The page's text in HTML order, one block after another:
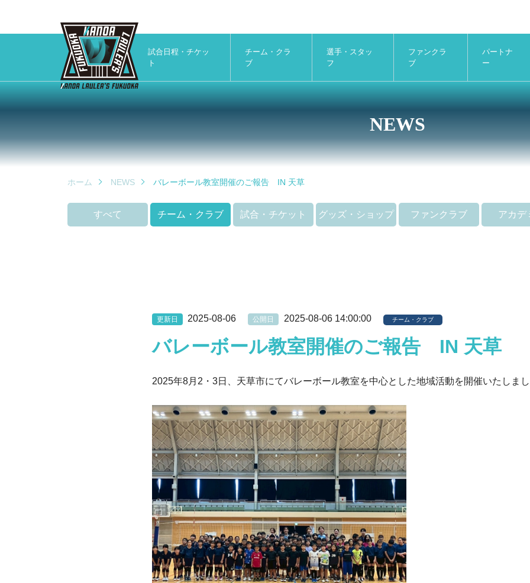
試合日程・チケッ
ト
チーム・クラ
ブ
選手・スタッ
フ
ファンクラ
ブ
パートナ
ー
NEWS
ホーム NEWS バレーボール教室開催のご報告 IN 天草
すべて チーム・クラブ 試合・チケット グッズ・ショップ ファンクラブ アカデ
更新日 2025-08-06 公開日 2025-08-06 14:00:00 チーム・クラブ
バレーボール教室開催のご報告 IN 天草
2025年8月2・3日、天草市にてバレーボール教室を中心とした地域活動を開催いたしま